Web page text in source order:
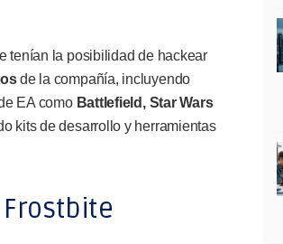
tenían la posibilidad de hackear
de la compañía, incluyendo
EA como Battlefield, Star Wars
kits de desarrollo y herramientas
Frostbite